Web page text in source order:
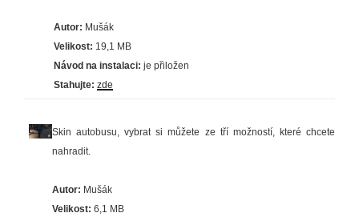
Autor: Mušák
Velikost: 19,1 MB
Návod na instalaci: je přiložen
Stahujte: zde
Skin autobusu, vybrat si můžete ze tří možností, které chcete
nahradit.
Autor: Mušák
Velikost: 6,1 MB